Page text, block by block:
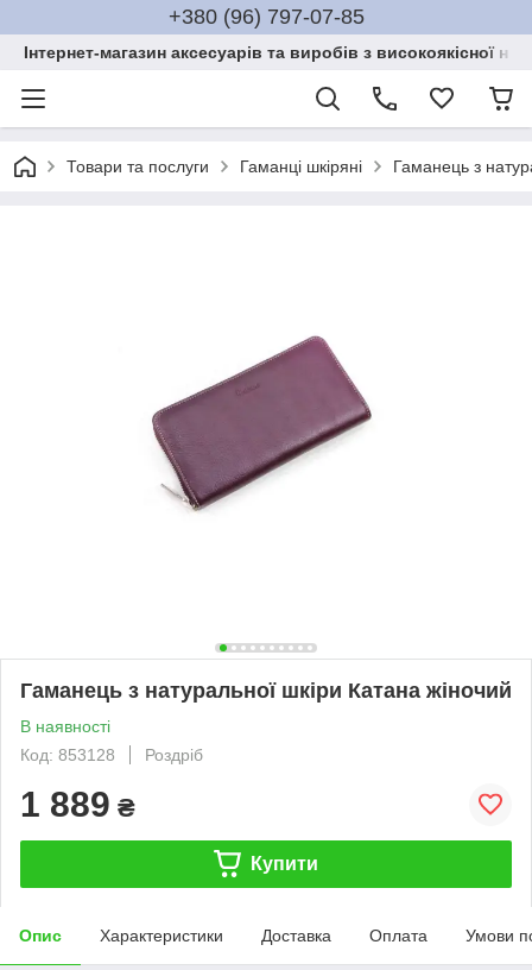
+380 (96) 797-07-85
Інтернет-магазин аксесуарів та виробів з високоякісної
Товари та послуги Гаманці шкіряні Гаманець з
Гаманець з натуральної шкіри Катана жіночий
В наявності
Код: 853128
Роздріб
1 889 ₴
Купити
Опис Характеристики Доставка Оплата Умови